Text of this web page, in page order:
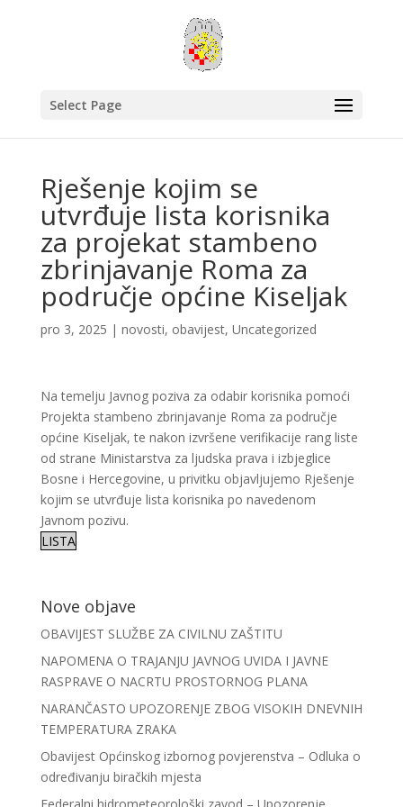
Select Page
Rješenje kojim se
utvrđuje lista korisnika
za projekat stambeno
zbrinjavanje Roma za
područje općine Kiseljak
pro 3, 2025 | novosti, obavijest, Uncategorized
Na temelju Javnog poziva za odabir korisnika pomoći
Projekta stambeno zbrinjavanje Roma za područje
općine Kiseljak, te nakon izvršene verifikacije rang liste
od strane Ministarstva za ljudska prava i izbjeglice
Bosne i Hercegovine, u privitku objavljujemo Rješenje
kojim se utvrđuje lista korisnika po navedenom
Javnom pozivu.
LISTA
Nove objave
OBAVIJEST SLUŽBE ZA CIVILNU ZAŠTITU
NAPOMENA O TRAJANJU JAVNOG UVIDA I JAVNE
RASPRAVE O NACRTU PROSTORNOG PLANA
NARANČASTO UPOZORENJE ZBOG VISOKIH DNEVNIH
TEMPERATURA ZRAKA
Obavijest Općinskog izbornog povjerenstva – Odluka o
određivanju biračkih mjesta